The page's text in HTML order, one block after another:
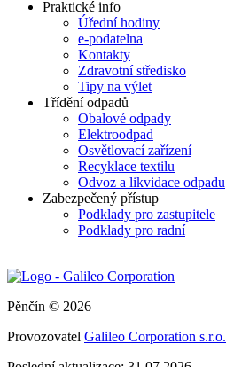
Praktické info
Úřední hodiny
e-podatelna
Kontakty
Zdravotní středisko
Tipy na výlet
Třídění odpadů
Obalové odpady
Elektroodpad
Osvětlovací zařízení
Recyklace textilu
Odvoz a likvidace odpadu
Zabezpečený přístup
Podklady pro zastupitele
Podklady pro radní
Pěnčín © 2026
Provozovatel Galileo Corporation s.r.o.